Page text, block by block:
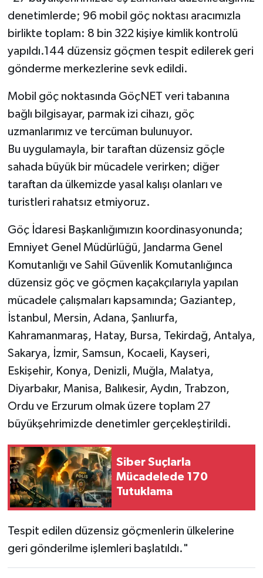
denetimlerde; 96 mobil göç noktası aracımızla
birlikte toplam: 8 bin 322 kişiye kimlik kontrolü
yapıldı.144 düzensiz göçmen tespit edilerek geri
gönderme merkezlerine sevk edildi.
Mobil göç noktasında GöçNET veri tabanına
bağlı bilgisayar, parmak izi cihazı, göç
uzmanlarımız ve tercüman bulunuyor.
Bu uygulamayla, bir taraftan düzensiz göçle
sahada büyük bir mücadele verirken; diğer
taraftan da ülkemizde yasal kalışı olanları ve
turistleri rahatsız etmiyoruz.
Göç İdaresi Başkanlığımızın koordinasyonunda;
Emniyet Genel Müdürlüğü, Jandarma Genel
Komutanlığı ve Sahil Güvenlik Komutanlığınca
düzensiz göç ve göçmen kaçakçılarıyla yapılan
mücadele çalışmaları kapsamında; Gaziantep,
İstanbul, Mersin, Adana, Şanlıurfa,
Kahramanmaraş, Hatay, Bursa, Tekirdağ, Antalya,
Sakarya, İzmir, Samsun, Kocaeli, Kayseri,
Eskişehir, Konya, Denizli, Muğla, Malatya,
Diyarbakır, Manisa, Balıkesir, Aydın, Trabzon,
Ordu ve Erzurum olmak üzere toplam 27
büyükşehrimizde denetimler gerçekleştirildi.
Siber Suçlarla
Mücadelede 170
Tutuklama
Tespit edilen düzensiz göçmenlerin ülkelerine
geri gönderilme işlemleri başlatıldı."